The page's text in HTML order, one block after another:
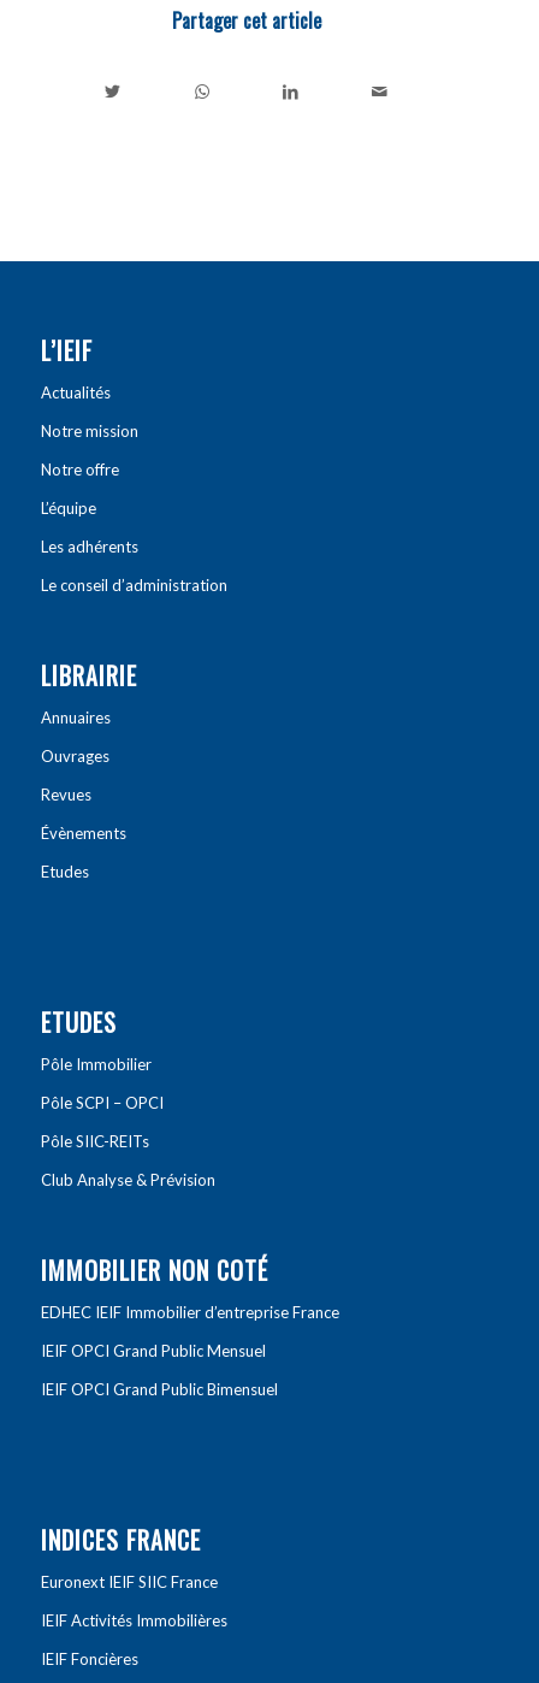
Partager cet article
L’IEIF
Actualités
Notre mission
Notre offre
L’équipe
Les adhérents
Le conseil d’administration
LIBRAIRIE
Annuaires
Ouvrages
Revues
Évènements
Etudes
ETUDES
Pôle Immobilier
Pôle SCPI – OPCI
Pôle SIIC-REITs
Club Analyse & Prévision
IMMOBILIER NON COTÉ
EDHEC IEIF Immobilier d’entreprise France
IEIF OPCI Grand Public Mensuel
IEIF OPCI Grand Public Bimensuel
INDICES FRANCE
Euronext IEIF SIIC France
IEIF Activités Immobilières
IEIF Foncières